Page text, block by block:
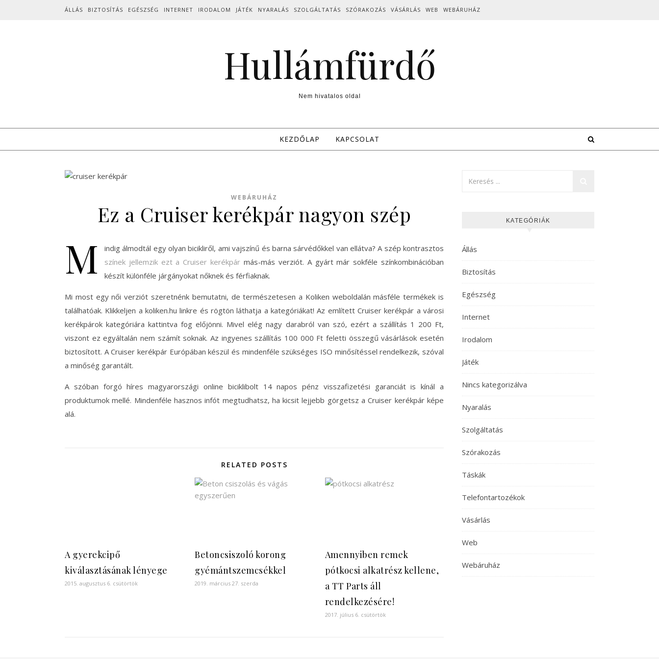
ÁLLÁS BIZTOSÍTÁS EGÉSZSÉG INTERNET IRODALOM JÁTÉK NYARALÁS SZOLGÁLTATÁS SZÓRAKOZÁS VÁSÁRLÁS WEB WEBÁRUHÁZ
Hullámfürdő
Nem hivatalos oldal
KEZDŐLAP KAPCSOLAT
WEBÁRUHÁZ
Ez a Cruiser kerékpár nagyon szép
M
indig álmodtál egy olyan bicikliről, ami vajszínű és barna sárvédőkkel van ellátva? A szép kontrasztos
színek jellemzik ezt a Cruiser kerékpár más-más verziót. A gyárt már sokféle színkombinációban
készít különféle járgányokat nőknek és férfiaknak.
Mi most egy női verziót szeretnénk bemutatni, de természetesen a Koliken weboldalán másféle termékek is
találhatóak. Klikkeljen a koliken.hu linkre és rögtön láthatja a kategóriákat! Az említett Cruiser kerékpár a városi
kerékpárok kategóriára kattintva fog előjönni. Mivel elég nagy darabról van szó, ezért a szállítás 1 200 Ft,
viszont ez egyáltalán nem számít soknak. Az ingyenes szállítás 100 000 Ft feletti összegű vásárlások esetén
biztosított. A Cruiser kerékpár Európában készül és mindenféle szükséges ISO minősítéssel rendelkezik, szóval
a minőség garantált.
A szóban forgó híres magyarországi online biciklibolt 14 napos pénz visszafizetési garanciát is kínál a
produktumok mellé. Mindenféle hasznos infót megtudhatsz, ha kicsit lejjebb görgetsz a Cruiser kerékpár képe
alá.
RELATED POSTS
A gyerekcipő
kiválasztásának lényege
2015. augusztus 6. csütörtök
Betoncsiszoló korong
gyémántszemcsékkel
2019. március 27. szerda
Amennyiben remek
pótkocsi alkatrész kellene,
a TT Parts áll
rendelkezésére!
2017. július 6. csütörtök
KATEGÓRIÁK
Állás
Biztosítás
Egészség
Internet
Irodalom
Játék
Nincs kategorizálva
Nyaralás
Szolgáltatás
Szórakozás
Táskák
Telefontartozékok
Vásárlás
Web
Webáruház